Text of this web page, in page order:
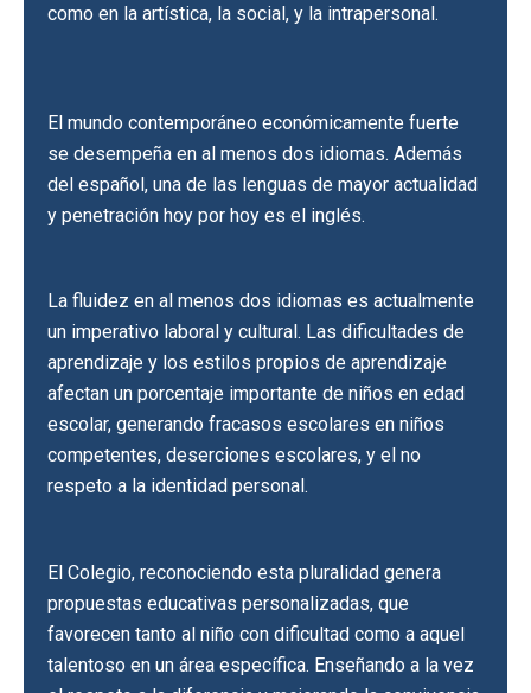
como en la artística, la social, y la intrapersonal.
El mundo contemporáneo económicamente fuerte
se desempeña en al menos dos idiomas. Además
del español, una de las lenguas de mayor actualidad
y penetración hoy por hoy es el inglés.
La fluidez en al menos dos idiomas es actualmente
un imperativo laboral y cultural. Las dificultades de
aprendizaje y los estilos propios de aprendizaje
afectan un porcentaje importante de niños en edad
escolar, generando fracasos escolares en niños
competentes, deserciones escolares, y el no
respeto a la identidad personal.
El Colegio, reconociendo esta pluralidad genera
propuestas educativas personalizadas, que
favorecen tanto al niño con dificultad como a aquel
talentoso en un área específica. Enseñando a la vez